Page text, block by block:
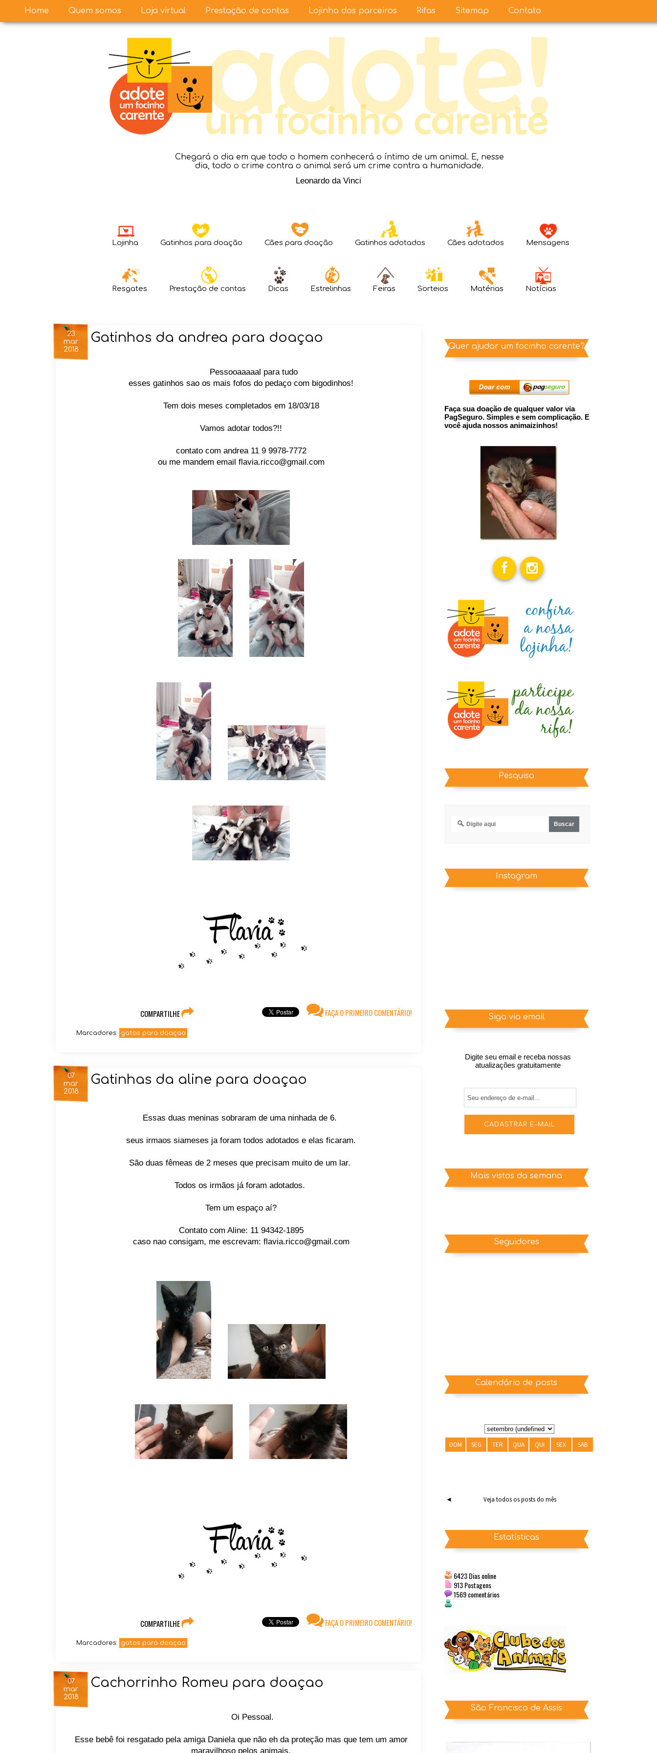
Chegará o dia em que todo o homem conhecerá o íntimo de um animal. E, nesse
dia, todo o crime contra o animal será um crime contra a humanidade.
Leonardo da Vinci
Lojinha Gatinhos para doação Cães para doação Gatinhos adotados Cães adotados Mensagens
Resgates Prestação de contas Dicas Estrelinhas Feiras Sorteios Matérias Notícias
23
mar
2018
Gatinhos da andrea para doaçao
Pessooaaaaal para tudo
esses gatinhos sao os mais fofos do pedaço com bigodinhos!
Tem dois meses completados em 18/03/18
Vamos adotar todos?!!
contato com andrea 11 9 9978-7772
ou me mandem email flavia.ricco@gmail.com
FAÇA O PRIMEIRO COMENTÁRIO!
COMPARTILHE
Marcadores: gatos para doaçao
07
mar
2018
Gatinhas da aline para doaçao
Essas duas meninas sobraram de uma ninhada de 6.
seus irmaos siameses ja foram todos adotados e elas ficaram.
São duas fêmeas de 2 meses que precisam muito de um lar.
Todos os irmãos já foram adotados.
Tem um espaço aí?
Contato com Aline: 11 94342-1895
caso nao consigam, me escrevam: flavia.ricco@gmail.com
FAÇA O PRIMEIRO COMENTÁRIO!
COMPARTILHE
Marcadores: gatos para doaçao
07
mar
2018
Cachorrinho Romeu para doaçao
Oi Pessoal.
Esse bebê foi resgatado pela amiga Daniela que não eh da proteção mas que tem um amor
maravilhoso pelos animais.
Home Quem somos Loja virtual Prestação de contas Lojinha dos parceiros Rifas Sitemap Contato
Quer ajudar um focinho carente?
Faça sua doação de qualquer valor via
PagSeguro. Simples e sem complicação. E
você ajuda nossos animaizinhos!
Pesquisa
Instagram
Siga via email
Digite seu email e receba nossas
atualizações gratuitamente
Mais vistos da semana
Seguidores
Calendário de posts
DOM SEG TER QUA QUI SEX SAB
◄ Veja todos os posts do mês
Estatísticas
6423 Dias online
913 Postagens
1569 comentários
São Francisco de Assis